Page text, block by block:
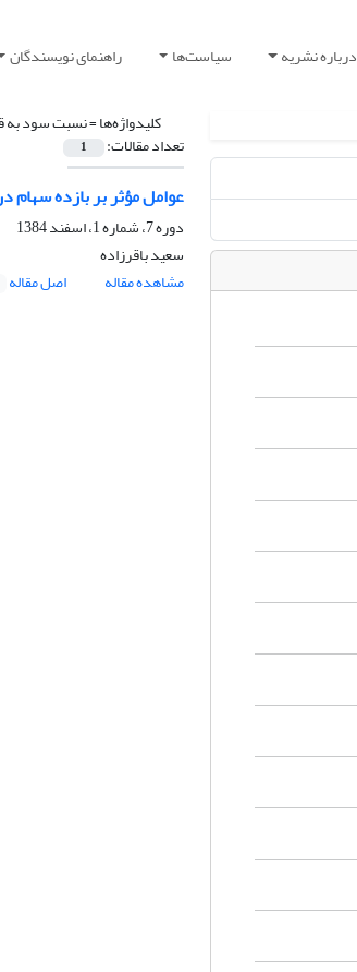
درباره نشریه سیاست‌ها راهنمای نویسندگان
کلیدواژه‌ها =نسبت سود به
تعداد مقالات: 1
عوامل مؤثر بر بازده سهام
دوره 7، شماره 1، اسفند 1384
سعید باقرزاده
مشاهده مقاله
اصل مقاله